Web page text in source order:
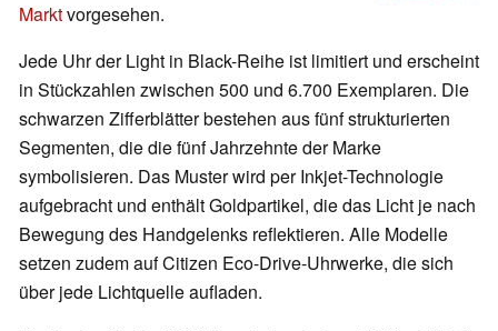
Marktvorgesehen.
Jede Uhr der Light in Black-Reihe ist limitiert und erscheint
in Stückzahlen zwischen 500 und 6.700 Exemplaren. Die
schwarzen Zifferblätter bestehen aus fünf strukturierten
Segmenten, die die fünf Jahrzehnte der Marke
symbolisieren. Das Muster wird per Inkjet-Technologie
aufgebracht und enthält Goldpartikel, die das Licht je nach
Bewegung des Handgelenks reflektieren. Alle Modelle
setzen zudem auf Citizen Eco-Drive-Uhrwerke, die sich
über jede Lichtquelle aufladen.